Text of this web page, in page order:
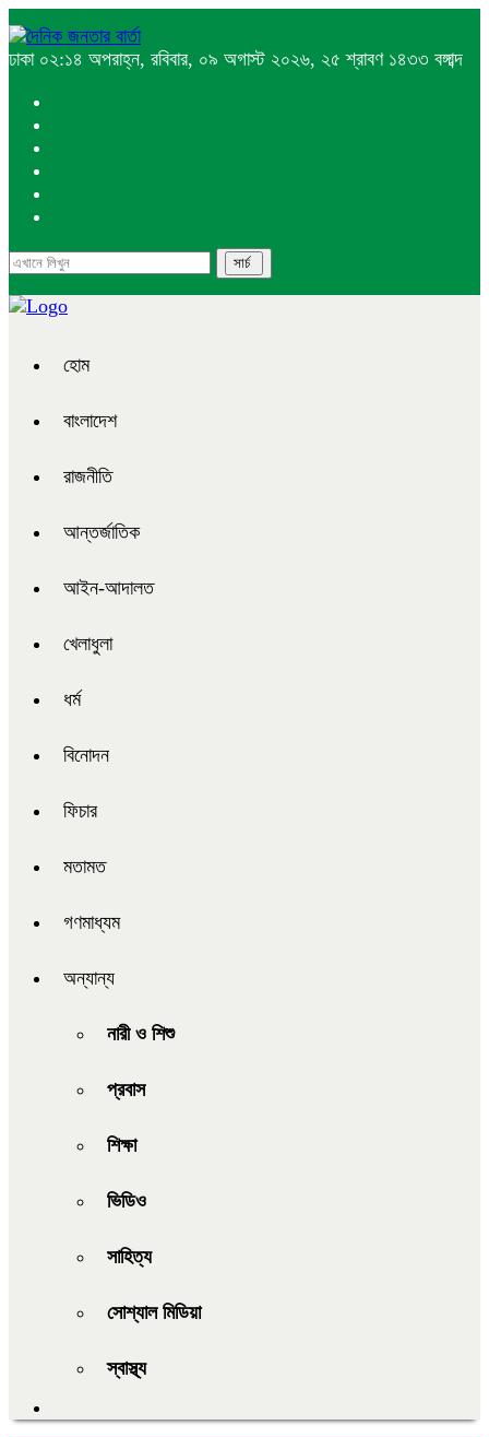
ঢাকা ০২:১৪ অপরাহ্ন, রবিবার, ০৯ অগাস্ট ২০২৬, ২৫ শ্রাবণ ১৪৩৩ বঙ্গাব্দ
হোম
বাংলাদেশ
রাজনীতি
আন্তর্জাতিক
আইন-আদালত
খেলাধুলা
ধর্ম
বিনোদন
ফিচার
মতামত
গণমাধ্যম
অন্যান্য
নারী ও শিশু
প্রবাস
শিক্ষা
ভিডিও
সাহিত্য
সোশ্যাল মিডিয়া
স্বাস্থ্য